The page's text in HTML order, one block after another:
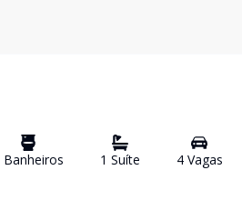
Banheiros 1 Suíte 4Vagas